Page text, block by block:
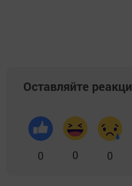
Оставляйте
0 0 0